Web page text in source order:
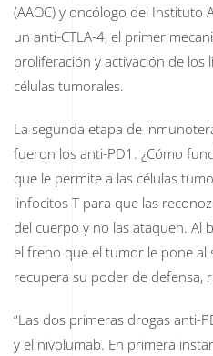
(AAOC) y oncólogo del Instituto
un anti-CTLA-4, el primer
proliferación y activación de los
células tumorales.
La segunda etapa de
fueron los anti-PD1. ¿Cómo
que le permite a las células
linfocitos T para que las
del cuerpo y no las ataquen. Al
el freno que el tumor le pone al
recupera su poder de defensa,
“Las dos primeras drogas anti-
y el nivolumab. En primera